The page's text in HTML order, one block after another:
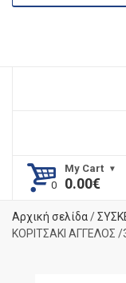
My Cart
0.00€
Αρχική σελίδα/
ΚΟΡΙΤΣΑΚΙ ΑΓΓΕΛΟΣ